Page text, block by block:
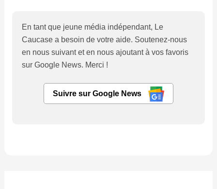
En tant que jeune média indépendant, Le
Caucase a besoin de votre aide. Soutenez-nous
en nous suivant et en nous ajoutant à vos favoris
sur Google News. Merci !
Suivre sur Google News